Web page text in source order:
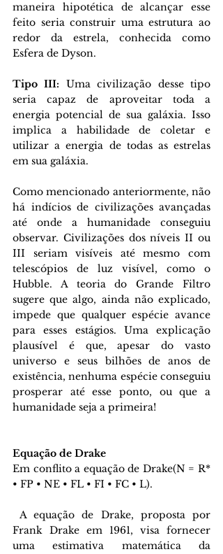
maneira hipotética de alcançar esse
feito seria construir uma estrutura ao
redor da estrela, conhecida como
Esfera de Dyson.
Tipo III: Uma civilização desse tipo
seria capaz de aproveitar toda a
energia potencial de sua galáxia. Isso
implica a habilidade de coletar e
utilizar a energia de todas as estrelas
em sua galáxia.
Como mencionado anteriormente, não
há indícios de civilizações avançadas
até onde a humanidade conseguiu
observar. Civilizações dos níveis II ou
III seriam visíveis até mesmo com
telescópios de luz visível, como o
Hubble. A teoria do Grande Filtro
sugere que algo, ainda não explicado,
impede que qualquer espécie avance
para esses estágios. Uma explicação
plausível é que, apesar do vasto
universo e seus bilhões de anos de
existência, nenhuma espécie conseguiu
prosperar até esse ponto, ou que a
humanidade seja a primeira!
Equação de Drake
Em conflito a equação de Drake(N = R*
• FP • NE • FL • FI • FC • L).
A equação de Drake, proposta por
Frank Drake em 1961, visa fornecer
uma estimativa matemática da